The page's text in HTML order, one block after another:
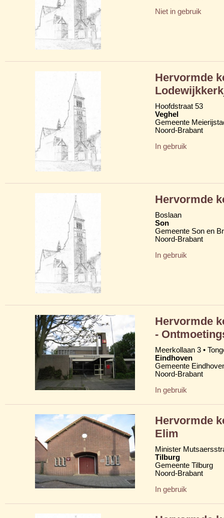
Niet in gebruik
Hervormde
Hoofdstraat 53
Veghel
Gemeente
Noord-Brabant
In gebruik
Hervormde
Boslaan
Son
Gemeente Son en
Noord-Brabant
In gebruik
Hervormde
-
Meerkollaan 3 •
Eindhoven
Gemeente
Noord-Brabant
In gebruik
Hervormde
Elim
Minister
Tilburg
Gemeente Tilburg
Noord-Brabant
In gebruik